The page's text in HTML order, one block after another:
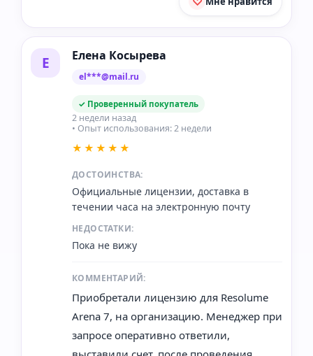
Е Елена Косырева
el***@mail.ru
✓ Проверенный покупатель
2 недели назад
• Опыт использования: 2 недели
★★★★★
ДОСТОИНСТВА:
Официальные лицензии, доставка в
течении часа на электронную почту
НЕДОСТАТКИ:
Пока не вижу
КОММЕНТАРИЙ:
Приобретали лицензию для Resolume
Arena 7, на организацию. Менеджер при
запросе оперативно ответили,